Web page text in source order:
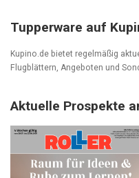
Tupperware auf
Kupino.de bietet regelmäßig
Flugblättern, Angeboten und
Aktuelle Prospekte